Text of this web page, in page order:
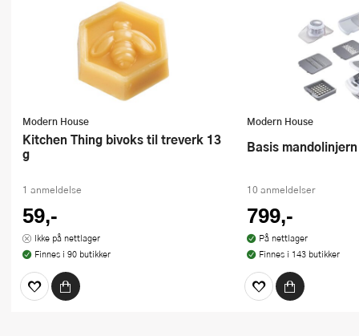
Modern House
Kitchen Thing bivoks til treverk 13
g
1 anmeldelse
59,-
Ikke på nettlager
Finnes i 90 butikker
Modern House
Basis
10 anmeldelser
799,-
På nettlager
Finnes i 143 butikker